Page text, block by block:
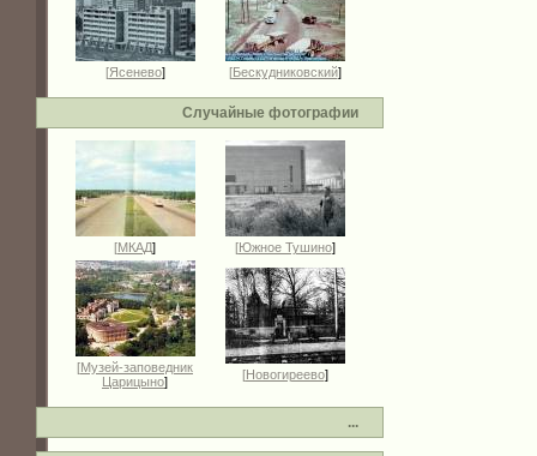
[Ясенево] [Бескудниковский]
Случайные фотографии
[МКАД] [Южное Тушино]
[Музей-заповедник
Царицыно] [Новогиреево]
...